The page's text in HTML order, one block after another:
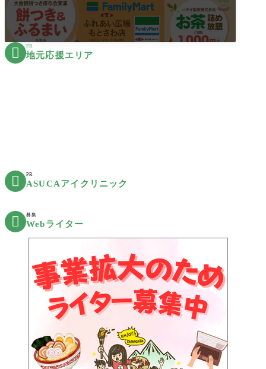
 PR
地元応援エリア
 PR
ASUCAアイクリニック
 募集
Webライター